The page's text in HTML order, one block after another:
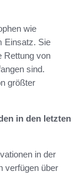
wie
Einsatz. Sie
Rettung von
sind.
größter
in den letzten
in der
verfügen über